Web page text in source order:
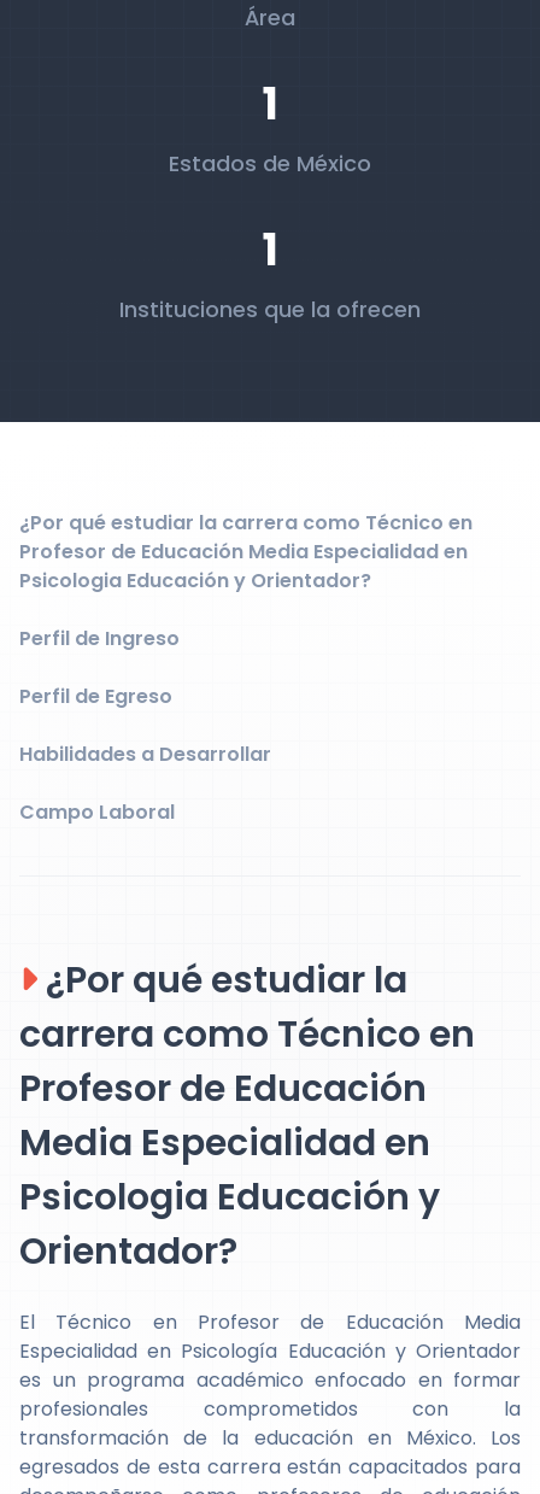
Área
1
Estados de México
1
Instituciones que la ofrecen
¿Por qué estudiar la carrera como Técnico en
Profesor de Educación Media Especialidad en
Psicologia Educación y Orientador?
Perfil de Ingreso
Perfil de Egreso
Habilidades a Desarrollar
Campo Laboral
¿Por qué estudiar la
carrera como Técnico en
Profesor de Educación
Media Especialidad en
Psicologia Educación y
Orientador?
El Técnico en Profesor de Educación Media
Especialidad en Psicología Educación y Orientador
es un programa académico enfocado en formar
profesionales comprometidos con la
transformación de la educación en México. Los
egresados de esta carrera están capacitados para